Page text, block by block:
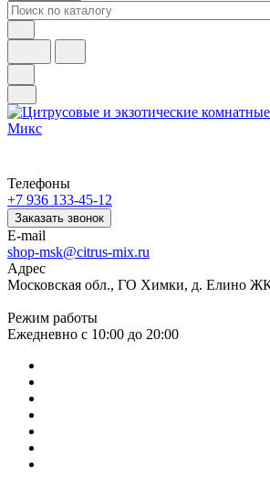
Телефоны
+7 936 133-45-12
Заказать звонок
E-mail
shop-msk@citrus-mix.ru
Адрес
Московская обл., ГО Химки, д. Елино
Режим работы
Ежедневно с 10:00 до 20:00